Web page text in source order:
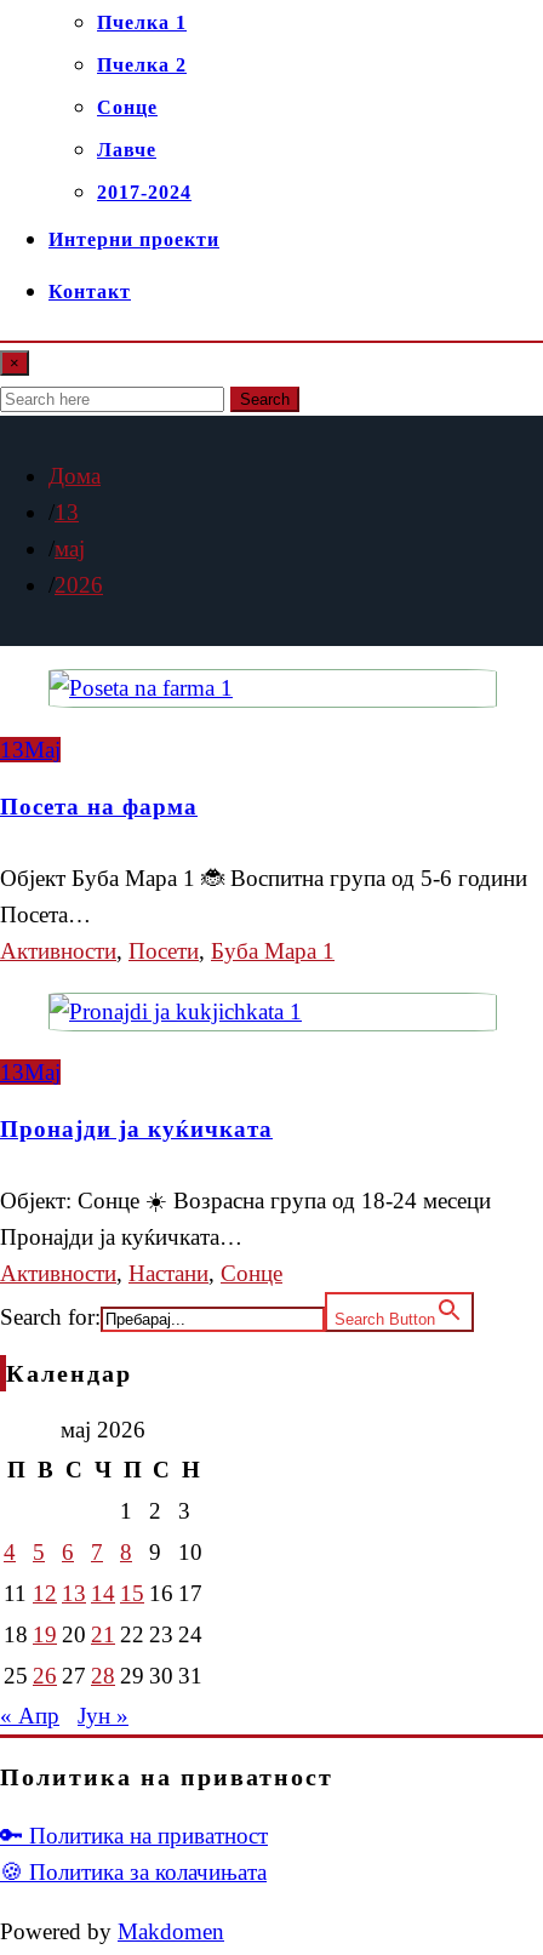
Пчелка 1
Пчелка 2
Сонце
Лавче
2017-2024
Интерни проекти
Контакт
×
Search
Дома
13
мај
2026
13Мај
Посета на фарма
Објект Буба Мара 1 🐞 Воспитна група од 5-6 години
Посета…
Активности, Посети, Буба Мара 1
13Мај
Пронајди ја куќичката
Објект: Сонце ☀️ Возрасна група од 18-24 месеци
Пронајди ја куќичката…
Активности, Настани, Сонце
Search for:
Search Button
Календар
мај 2026
П В С Ч П С Н
1
2
3
4
5 6 7 8 9
10
11 12 13 14 15 16 17
18 19 20 21 22 23 24
25 26 27 28 29 30 31
« Апр
Јун »
Политика на приватност
🔑 Политика на приватност
🍪 Политика за колачињата
Powered by Makdomen